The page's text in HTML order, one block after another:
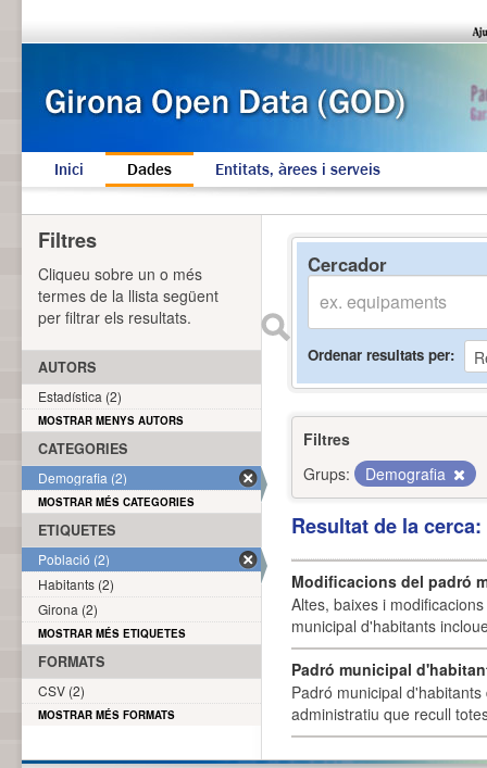
Inici Dades Entitats, àrees i serveis
Cercador
Ordenar resultats per
Filtres
Grups:
Demografia
Resultat de la
Modificacions del padró
Altes, baixes i
municipal d'habitants
Padró municipal
Padró municipal
administratiu que recull
Filtres
Cliqueu sobre un o més
termes de la llista següent
per filtrar els resultats.
AUTORS
Estadística (2)
MOSTRAR MENYS AUTORS
CATEGORIES
Demografia (2)
MOSTRAR MÉS CATEGORIES
ETIQUETES
Població (2)
Habitants (2)
Girona (2)
MOSTRAR MÉS ETIQUETES
FORMATS
CSV (2)
MOSTRAR MÉS FORMATS